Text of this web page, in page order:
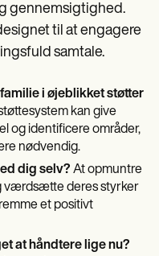
gennemsigtighed.
til at engagere
samtale.
i øjeblikket støtter
kan give
og identificere områder,
nødvendig.
dig selv? At opmuntre
værdsætte deres styrker
et positivt
at håndtere lige nu?